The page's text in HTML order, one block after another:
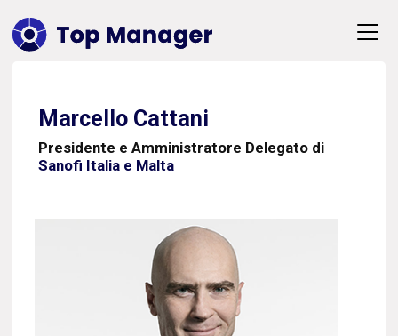
Marcello Cattani
Presidente e Amministratore Delegato di
Sanofi Italia e Malta